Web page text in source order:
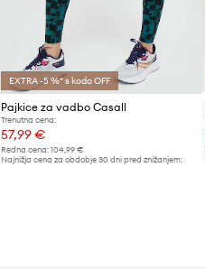
EXTRA -5 %* s kodo OFF
Pajkice za vadbo Casall
Trenutna cena:
57,99 €
Redna cena: 104,99 €
Najnižja cena za obdobje 30 dni pred znižanjem: